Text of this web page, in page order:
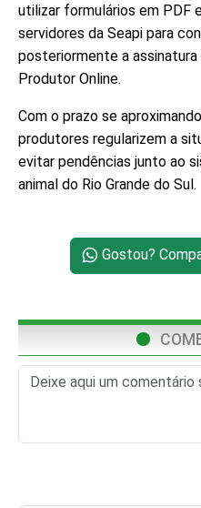
utilizar formulários em PDF
servidores da Seapi para
posteriormente a
Produtor Online.
Com o prazo se
produtores regularizem a
evitar pendências junto ao
animal do Rio Grande do Sul.
Gostou?